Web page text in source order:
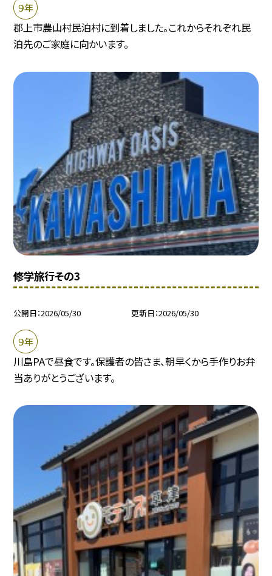
９年
郡上市農山村民泊村に到着しました。これからそれぞれ民
泊先のご家庭に向かいます。
修学旅行その3
公開日 2026/05/30 更新日 2026/05/30
９年
川島PAで昼食です。保護者の皆さま、朝早くから手作りお弁
当ありがとうございます。